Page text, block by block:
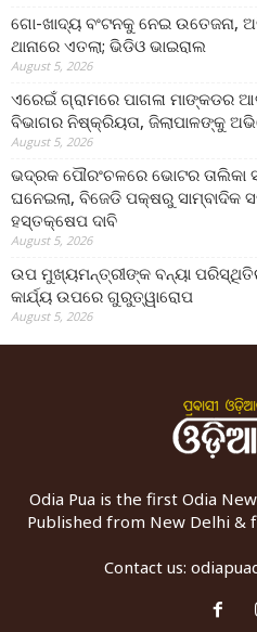
ଗୋ-ଖାଦ୍ୟ ବଂଟନକୁ ନେଇ ଉତେଜନା,
ଥାନାରେ ଏତଲା; ଭିଡିଓ ଭାଇରାଲ
August 5, 2026
ଏରେଇଁ ଗ୍ରାମରେ ପାଗଳା
ବିଭାଗର ନିଷ୍କ୍ରିୟତା, ଜିଲାପାଳଙ୍କୁ
August 5, 2026
ଭଦ୍ରକ ପୌରଂଚଳରେ ଭୋଟର ତାଲିକା
ଘନେଇଲା, ବିଜେଡି ପକ୍ଷରୁ ସାମ୍ବାଦିକ
ହସ୍ତକ୍ଷେପ ଦାବି
August 5, 2026
ଉପ ମୁଖ୍ୟମନ୍ତ୍ରୀଙ୍କ ବନ୍ୟା
କାର୍ଯ୍ୟ ଉପରେ ଗୁରୁତ୍ୱାରୋପ
August 5, 2026
Odia Pua is the first Odia
Published from New Delhi &
Contact us: